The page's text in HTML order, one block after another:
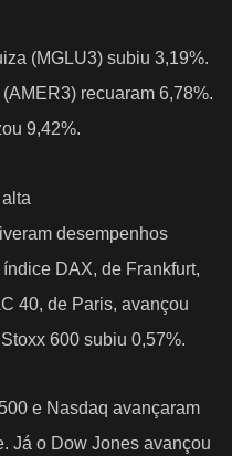
(MGLU3) subiu 3,19%.
recuaram 6,78%.
9,42%.
desempenhos
DAX, de Frankfurt,
40, de Paris, avançou
600 subiu 0,57%.
e Nasdaq avançaram
Já o Dow Jones avançou